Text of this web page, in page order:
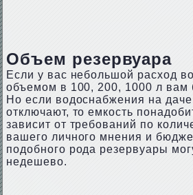
Объем резервуара
Если у вас небольшой расход
объемом в 100, 200, 1000 л вам
Но если водоснабжения на даче
отключают, то емкость
зависит от требований по
вашего личного мнения и
подобного рода резервуары
недешево.